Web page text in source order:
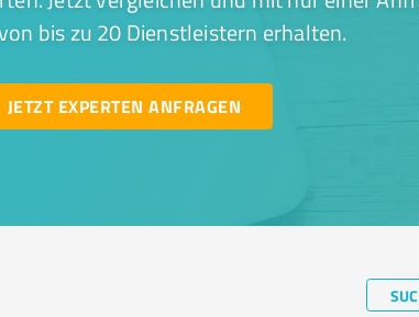
bis zu 20 Dienstleistern erhalten.
JETZT EXPERTEN ANFRAGEN